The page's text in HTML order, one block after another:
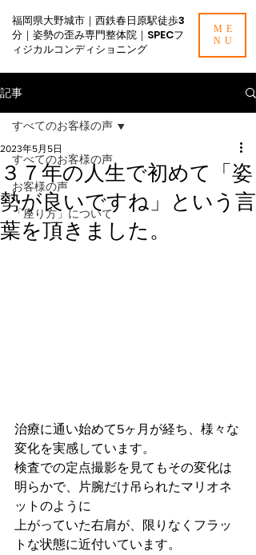
福岡県大野城市｜西鉄春日原駅徒歩3
分｜姿勢の歪み専門整体院｜SPECフ
ィジカルコンディショニング
ME
NU
記事
すべてのお客様の声
お客様の声
「座り方」について
すべてのお客様の声
３７年の人生で初めて「姿
勢が良いですね」という言
葉を頂きました。
2023年5月5日
治療に通い始めて5ヶ月が経ち、様々な
変化を実感しています。
検査での定点撮影を見てもその変化は
明らかで、片腕だけ吊られたマリオネ
ットのように
上がっていた右肩が、限りなくフラッ
トな状態に近付いています。